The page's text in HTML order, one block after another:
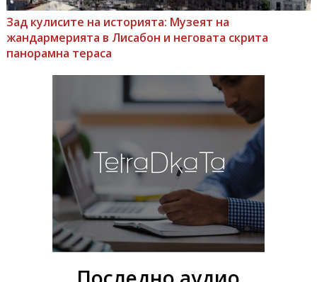
Зад кулисите на историята: Музеят на
жандармерията в Лисабон и неговата скрита
панорамна тераса